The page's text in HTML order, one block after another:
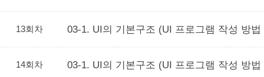
13회차 03-1. UI의 기본구조 (UI 프로그램 작성 방
14회차 03-1. UI의 기본구조 (UI 프로그램 작성 방